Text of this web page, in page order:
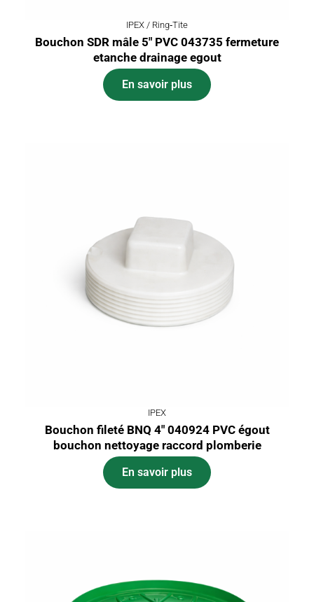
IPEX / Ring‑Tite
Bouchon SDR mâle 5″ PVC 043735 fermeture
etanche drainage egout
En savoir plus
IPEX
Bouchon fileté BNQ 4″ 040924 PVC égout
bouchon nettoyage raccord plomberie
En savoir plus